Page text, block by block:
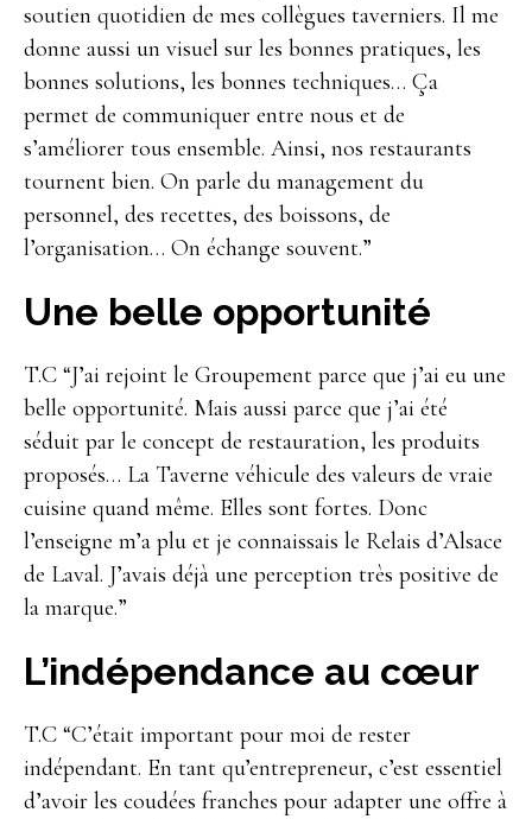
soutien quotidien de mes collègues taverniers. Il me
donne aussi un visuel sur les bonnes pratiques, les
bonnes solutions, les bonnes techniques… Ça
permet de communiquer entre nous et de
s’améliorer tous ensemble. Ainsi, nos restaurants
tournent bien. On parle du management du
personnel, des recettes, des boissons, de
l’organisation… On échange souvent.”
Une belle opportunité
T.C “J’ai rejoint le Groupement parce que j’ai eu une
belle opportunité. Mais aussi parce que j’ai été
séduit par le concept de restauration, les produits
proposés… La Taverne véhicule des valeurs de vraie
cuisine quand même. Elles sont fortes. Donc
l’enseigne m’a plu et je connaissais le Relais d’Alsace
de Laval. J’avais déjà une perception très positive de
la marque.”
L’indépendance au cœur
T.C “C’était important pour moi de rester
indépendant. En tant qu’entrepreneur, c’est essentiel
d’avoir les coudées franches pour adapter une offre à